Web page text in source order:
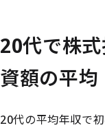
20代で株
資額の平均
20代の平均年収で